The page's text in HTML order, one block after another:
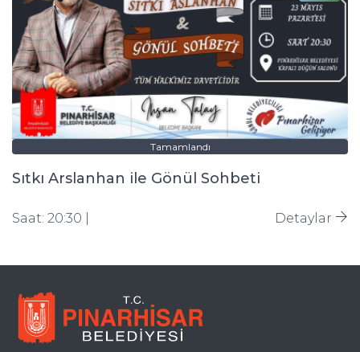
Tamamlandı
Sıtkı Arslanhan ile Gönül Sohbeti
Saat: 20:30 | Detaylar